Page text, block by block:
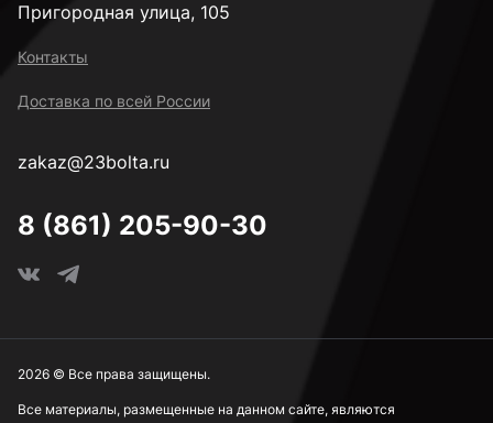
Пригородная улица, 105
Контакты
Доставка по всей России
zakaz@23bolta.ru
8 (861) 205-90-30
Все материалы, размещенные на данном сайте, являются
2026 © Все права защищены.